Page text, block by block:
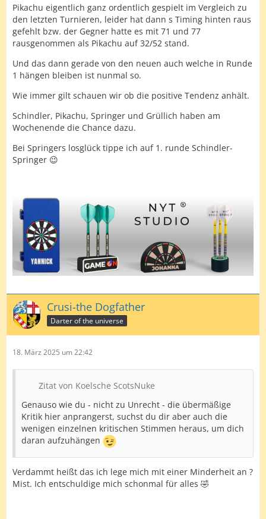
Pikachu eigentlich ganz ordentlich gespielt im Vergleich zu
den letzten Turnieren, leider hat dann s Timing hinten raus
gefehlt bzw. der Gegner hatte es mit 71 und 77
rausgenommen als Pikachu auf 32/52 stand.
Und das dann gerade von den neuen auch welche in Runde
1 hängen bleiben ist nunmal so.
Wie immer gilt schauen wir ob die positive Tendenz anhält.
Schindler, Pikachu, Springer und Grüllich haben am
Wochenende die Chance dazu.
Bei Springers losglück tippe ich auf 1. runde Schindler-
Springer 😉
Crusi-the Dogfather
Darter of the universe
18. März 2025 um 22:42
Zitat von Koelsche ScotsNuke
Genauso wie du - nicht zu Unrecht - die übermäßige
Kritik hier anprangerst, suchst du dir aber auch die
wenigen einzelnen kritischen Stimmen heraus, um dich
daran aufzuhängen
Verdammt heißt das ich lege mich mit einer Minderheit an ?
Mist. Ich entschuldige mich schonmal für alles 🤣